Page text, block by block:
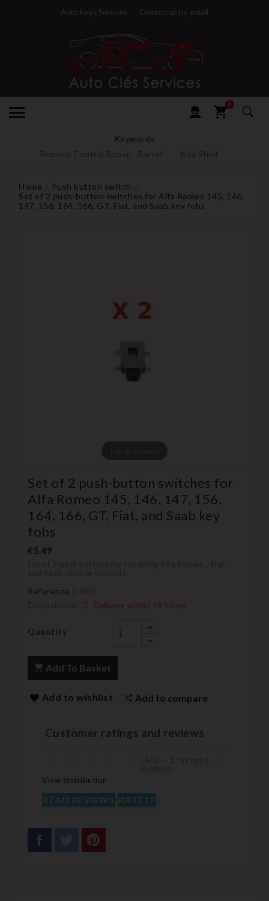
Auto Keys Services Contact us by email
0
Keywords
Remote Control Repair Barrel Key Shell
Home
Push button switch
Set of 2 push-button switches for Alfa Romeo 145, 146,
147, 156, 164, 166, GT, Fiat, and Saab key fobs
Set of 2 push-button switches for
Alfa Romeo 145, 146, 147, 156,
164, 166, GT, Fiat, and Saab key
fobs
€5.49
Reference
Delivery within 48 hours
Quantity
Add To Basket
Add to wishlist Add to compare
Customer ratings and reviews
View distribution
READ REVIEWS RATE IT